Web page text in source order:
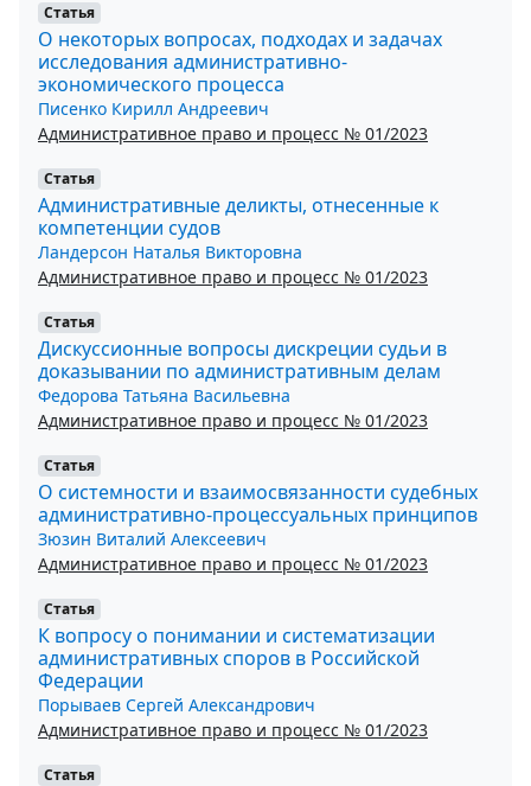
Статья
О некоторых вопросах, подходах и задачах
исследования административно-
экономического процесса
Писенко Кирилл Андреевич
Административное право и процесс № 01/2023
Статья
Административные деликты, отнесенные к
компетенции судов
Ландерсон Наталья Викторовна
Административное право и процесс № 01/2023
Статья
Дискуссионные вопросы дискреции судьи в
доказывании по административным делам
Федoрoва Татьяна Васильевна
Административное право и процесс № 01/2023
Статья
О системности и взаимосвязанности судебных
административно-процессуальных принципов
Зюзин Виталий Алексеевич
Административное право и процесс № 01/2023
Статья
К вопросу о понимании и систематизации
административных споров в Российской
Федерации
Порываев Сергей Александрович
Административное право и процесс № 01/2023
Статья